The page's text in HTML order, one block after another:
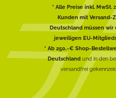
* Alle Preise inkl. MwSt.
Kunden mit Versand-
Deutschland müssen wir
jeweiligen EU-
* Ab 250,-€ Shop-
Deutschlandund in den
versandfrei